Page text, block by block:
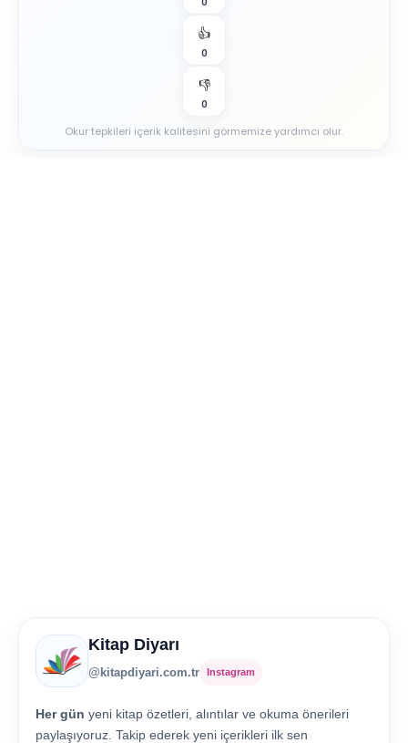
👍
0
👎
0
Okur tepkileri içerik kalitesini görmemize yardımcı olur.
Kitap Diyarı
@kitapdiyari.com.tr Instagram
Her gün yeni kitap özetleri, alıntılar ve okuma önerileri
paylaşıyoruz. Takip ederek yeni içerikleri ilk sen